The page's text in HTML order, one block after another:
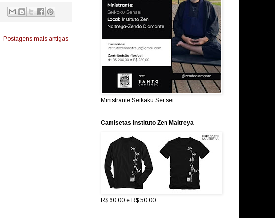
Postagens mais antigas
Ministrante Seikaku Sensei
Camisetas Instituto Zen Maitreya
R$ 60,00 e R$ 50,00